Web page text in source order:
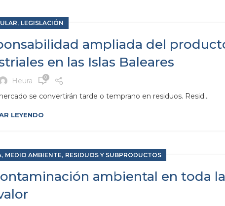
, LEGISLACIÓN
ampliada del
en las Islas Baleares
Heura 0
se convertirán tarde o temprano en residuos. Resid...
LEYENDO
, MEDIO AMBIENTE, RESIDUOS Y SUBPRODUCTOS
ambiental en toda